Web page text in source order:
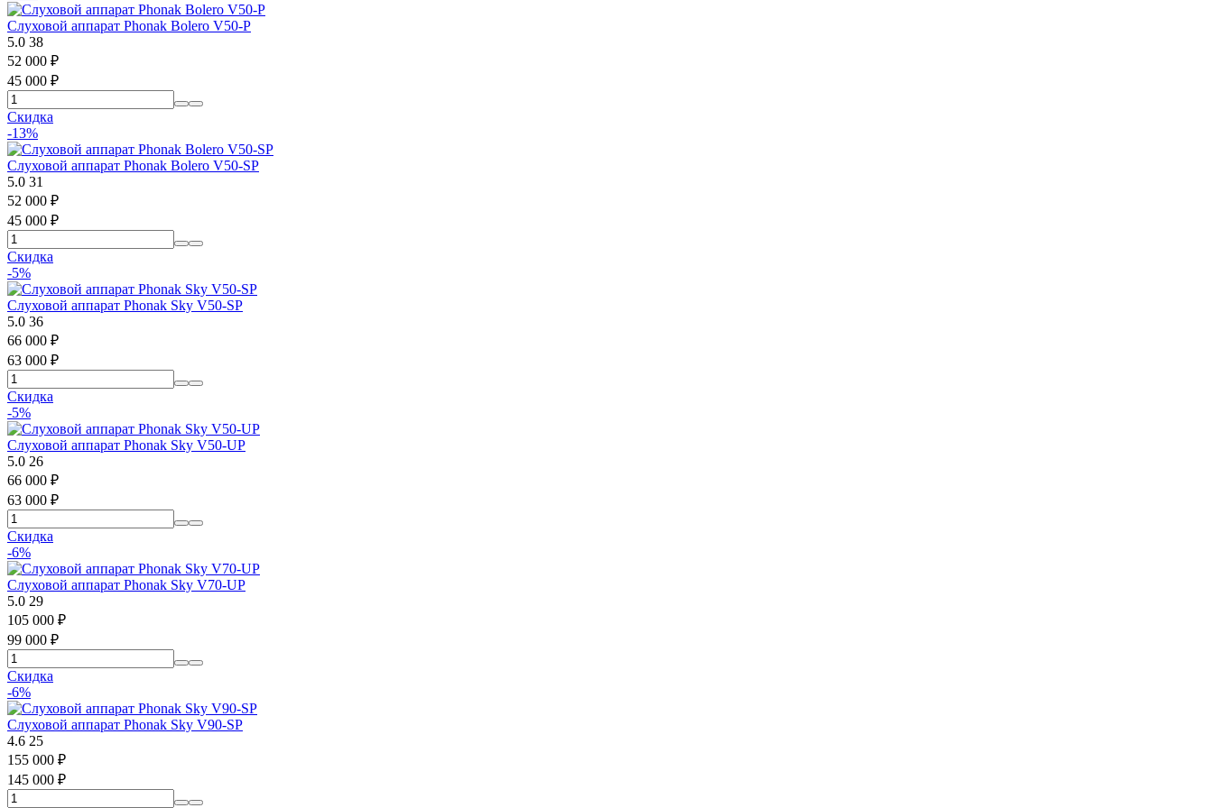
Слуховой аппарат Phonak Bolero V50-P
5.0 38
52 000 ₽
45 000 ₽
Скидка
-13%
Слуховой аппарат Phonak Bolero V50-SP
5.0 31
52 000 ₽
45 000 ₽
Скидка
-5%
Слуховой аппарат Phonak Sky V50-SP
5.0 36
66 000 ₽
63 000 ₽
Скидка
-5%
Слуховой аппарат Phonak Sky V50-UP
5.0 26
66 000 ₽
63 000 ₽
Скидка
-6%
Слуховой аппарат Phonak Sky V70-UP
5.0 29
105 000 ₽
99 000 ₽
Скидка
-6%
Слуховой аппарат Phonak Sky V90-SP
4.6 25
155 000 ₽
145 000 ₽